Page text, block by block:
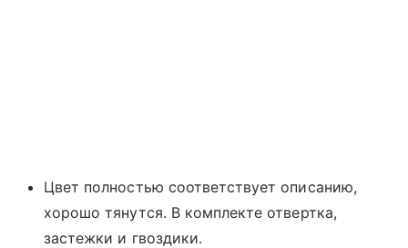
Цвет полностью соответствует описанию,
хорошо тянутся. В комплекте отвертка,
застежки и гвоздики.